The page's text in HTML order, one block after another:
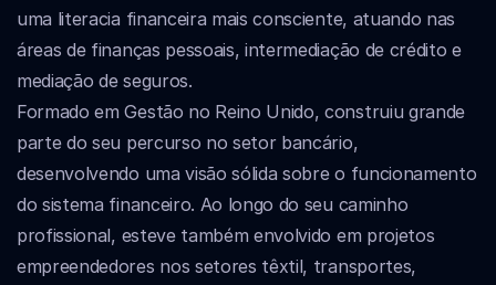
uma literacia financeira mais consciente, atuando nas
áreas de finanças pessoais, intermediação de crédito e
mediação de seguros.
Formado em Gestão no Reino Unido, construiu grande
parte do seu percurso no setor bancário,
desenvolvendo uma visão sólida sobre o funcionamento
do sistema financeiro. Ao longo do seu caminho
profissional, esteve também envolvido em projetos
empreendedores nos setores têxtil, transportes,